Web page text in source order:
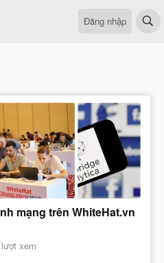
Đăng nhập
mạng trên WhiteHat.vn
xem